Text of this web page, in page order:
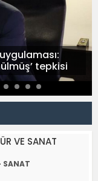
tepkisi
VE SANAT
SANAT